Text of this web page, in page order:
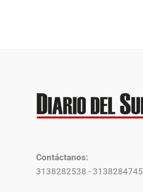
Contáctanos:
3138282538 - 3138284745